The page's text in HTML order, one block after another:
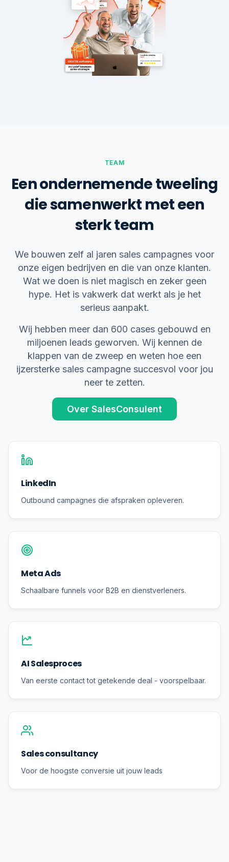
TEAM
Een ondernemende tweeling
die samenwerkt met een
sterk team
We bouwen zelf al jaren sales campagnes voor
onze eigen bedrijven en die van onze klanten.
Wat we doen is niet magisch en zeker geen
hype. Het is vakwerk dat werkt als je het
serieus aanpakt.
Wij hebben meer dan 600 cases gebouwd en
miljoenen leads geworven. Wij kennen de
klappen van de zweep en weten hoe een
ijzersterke sales campagne succesvol voor jou
neer te zetten.
Over SalesConsulent
LinkedIn
Outbound campagnes die afspraken opleveren.
Meta Ads
Schaalbare funnels voor B2B en dienstverleners.
AI Salesproces
Van eerste contact tot getekende deal - voorspelbaar.
Sales consultancy
Voor de hoogste conversie uit jouw leads